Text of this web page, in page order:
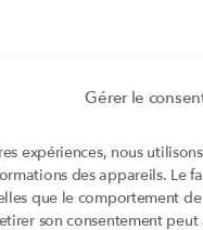
Gérer le
expériences, nous
des appareils. Le
que le comportement
son consentement